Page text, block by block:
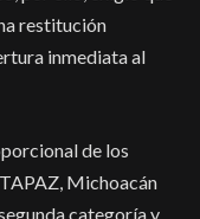
restitución
inmediata al
de los
Michoacán
categoría y